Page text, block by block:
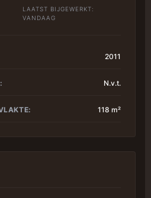
LAATST BIJGEWERKT:
VANDAAG
2011
N.v.t.
118 m²